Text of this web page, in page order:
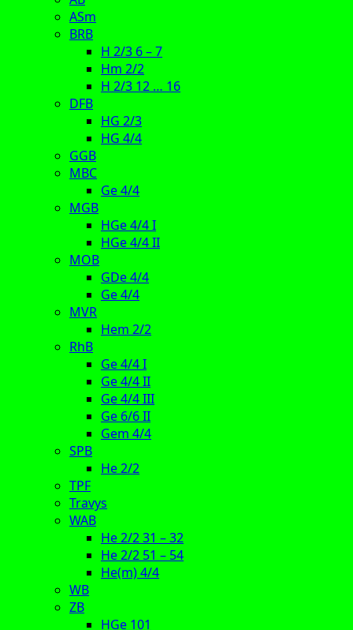
ASm
BRB
H 2/3 6 – 7
Hm 2/2
H 2/3 12 … 16
DFB
HG 2/3
HG 4/4
GGB
MBC
Ge 4/4
MGB
HGe 4/4 I
HGe 4/4 II
MOB
GDe 4/4
Ge 4/4
MVR
Hem 2/2
RhB
Ge 4/4 I
Ge 4/4 II
Ge 4/4 III
Ge 6/6 II
Gem 4/4
SPB
He 2/2
TPF
Travys
WAB
He 2/2 31 – 32
He 2/2 51 – 54
He(m) 4/4
WB
ZB
HGe 101